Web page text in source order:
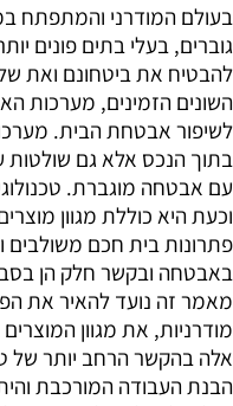
בעולם המודרני והמתפתח
גוברים, בעלי בתים פונים
להבטיח את ביטחונם ואת
השונים הזמינים, מערכות
לשיפור אבטחת הבית.
בתוך הנכס אלא גם שולטות
עם אבטחה מוגברת.
וכעת היא כוללת מגוון
פתרונות בית חכם משולבים
באבטחה ובקשר חלק הן
מאמר זה נועד להאיר את
מודרניות, את מגוון
אלה בהקשר הרחב יותר של
הבנת העבודה המורכבת